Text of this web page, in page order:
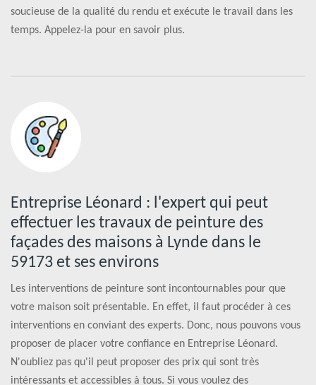
soucieuse de la qualité du rendu et exécute le travail dans les
temps. Appelez-la pour en savoir plus.
Entreprise Léonard : l'expert qui peut
effectuer les travaux de peinture des
façades des maisons à Lynde dans le
59173 et ses environs
Les interventions de peinture sont incontournables pour que
votre maison soit présentable. En effet, il faut procéder à ces
interventions en conviant des experts. Donc, nous pouvons vous
proposer de placer votre confiance en Entreprise Léonard.
N'oubliez pas qu'il peut proposer des prix qui sont très
intéressants et accessibles à tous. Si vous voulez des